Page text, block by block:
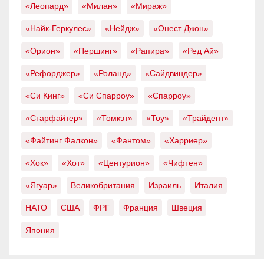
«Леопард» «Милан» «Мираж»
«Найк-Геркулес» «Нейдж» «Онест Джон»
«Орион» «Першинг» «Рапира» «Ред Ай»
«Рефорджер» «Роланд» «Сайдвиндер»
«Си Кинг» «Си Спарроу» «Спарроу»
«Старфайтер» «Томкэт» «Тоу» «Трайдент»
«Файтинг Фалкон» «Фантом» «Харриер»
«Хок» «Хот» «Центурион» «Чифтен»
«Ягуар» Великобритания Израиль Италия
НАТО США ФРГ Франция Швеция
Япония